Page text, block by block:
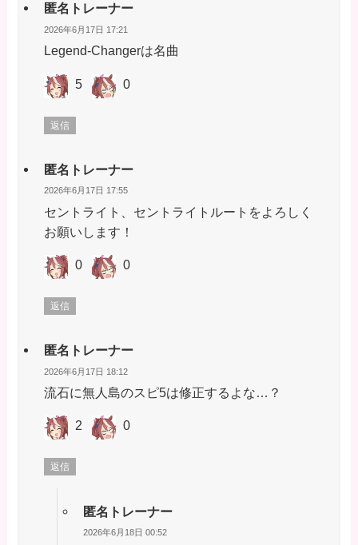
匿名トレーナー
2026年6月17日 17:21
Legend-Changerは名曲
5 0
返信
匿名トレーナー
2026年6月17日 17:55
セントライト、セントライトルートをよろしく
お願いします！
0 0
返信
匿名トレーナー
2026年6月17日 18:12
流石に無人島のスピ5は修正するよな…？
2 0
返信
匿名トレーナー
2026年6月18日 00:52